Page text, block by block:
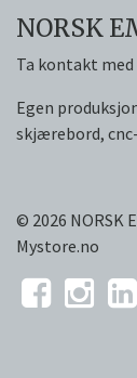
NORSK
Ta kontakt
Egen
skjærebord,
© 2026 NORSK
Mystore.no